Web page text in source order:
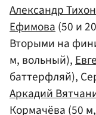
Александр
Ефимова(50 и
Вторыми на
м, вольный),
баттерфляй),
Аркадий
Кормачёва (50